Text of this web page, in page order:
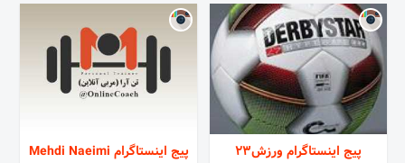
پیج اینستاگرام ورزش23 پیج اینستاگرام Mehdi Naeimi